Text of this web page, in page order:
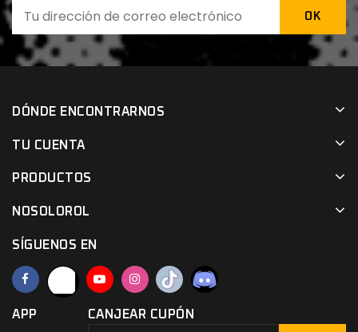
DÓNDE ENCONTRARNOS
TU CUENTA
PRODUCTOS
NOSOLOROL
SÍGUENOS EN
APP CANJEAR CUPÓN